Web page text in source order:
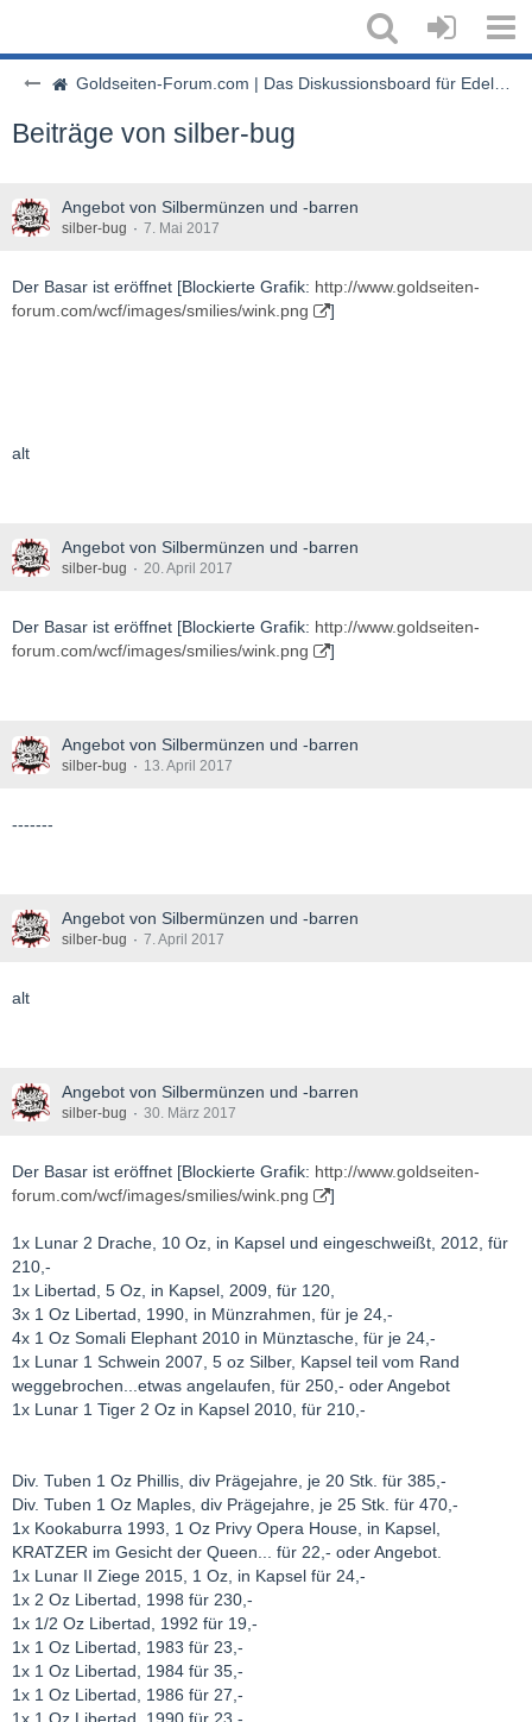
Goldseiten-Forum.com | Das Diskussionsboard für Edelmetalle & Rohstoffe
Beiträge von silber-bug
Angebot von Silbermünzen und -barren
silber-bug 7. Mai 2017
Der Basar ist eröffnet [Blockierte Grafik: http://www.goldseiten-
forum.com/wcf/images/smilies/wink.png
]
alt
Angebot von Silbermünzen und -barren
silber-bug 20. April 2017
Der Basar ist eröffnet [Blockierte Grafik: http://www.goldseiten-
forum.com/wcf/images/smilies/wink.png
]
Angebot von Silbermünzen und -barren
silber-bug 13. April 2017
-------
Angebot von Silbermünzen und -barren
silber-bug 7. April 2017
alt
Angebot von Silbermünzen und -barren
silber-bug 30. März 2017
Der Basar ist eröffnet [Blockierte Grafik: http://www.goldseiten-
forum.com/wcf/images/smilies/wink.png
]
1x Lunar 2 Drache, 10 Oz, in Kapsel und eingeschweißt, 2012, für
210,-
1x Libertad, 5 Oz, in Kapsel, 2009, für 120,
3x 1 Oz Libertad, 1990, in Münzrahmen, für je 24,-
4x 1 Oz Somali Elephant 2010 in Münztasche, für je 24,-
1x Lunar 1 Schwein 2007, 5 oz Silber, Kapsel teil vom Rand
weggebrochen...etwas angelaufen, für 250,- oder Angebot
1x Lunar 1 Tiger 2 Oz in Kapsel 2010, für 210,-
Div. Tuben 1 Oz Phillis, div Prägejahre, je 20 Stk. für 385,-
Div. Tuben 1 Oz Maples, div Prägejahre, je 25 Stk. für 470,-
1x Kookaburra 1993, 1 Oz Privy Opera House, in Kapsel,
KRATZER im Gesicht der Queen... für 22,- oder Angebot.
1x Lunar II Ziege 2015, 1 Oz, in Kapsel für 24,-
1x 2 Oz Libertad, 1998 für 230,-
1x 1/2 Oz Libertad, 1992 für 19,-
1x 1 Oz Libertad, 1983 für 23,-
1x 1 Oz Libertad, 1984 für 35,-
1x 1 Oz Libertad, 1986 für 27,-